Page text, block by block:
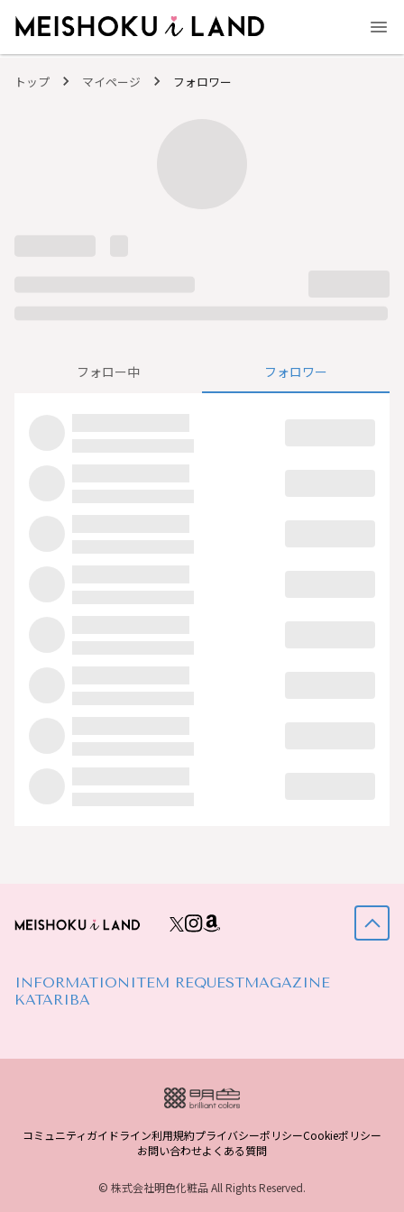
トップ マイページ フォロワー
フォロー中 フォロワー
INFORMATION ITEM REQUESTMAGAZINE
KATARIBA
コミュニティガイドライン利用規約プライバシーポリシーCookieポリシー
お問い合わせよくある質問
© 株式会社明色化粧品 All Rights Reserved.